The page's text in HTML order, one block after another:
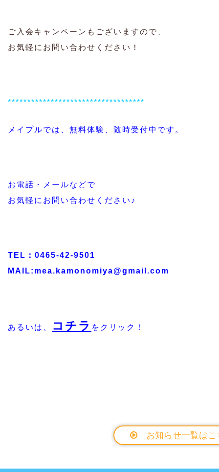
ご入会キャンペーンもございますので、
お気軽にお問い合わせください！
***********************************
メイプルでは、無料体験、随時受付中です。
お電話・メールなどで
お気軽にお問い合わせください♪
TEL：0465-42-9501
MAIL:mea.kamonomiya@gmail.com
あるいは、 コチラ をクリック！
お知らせ一覧はこ